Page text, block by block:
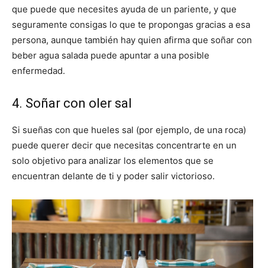
que puede que necesites ayuda de un pariente, y que
seguramente consigas lo que te propongas gracias a esa
persona, aunque también hay quien afirma que soñar con
beber agua salada puede apuntar a una posible
enfermedad.
4. Soñar con oler sal
Si sueñas con que hueles sal (por ejemplo, de una roca)
puede querer decir que necesitas concentrarte en un
solo objetivo para analizar los elementos que se
encuentran delante de ti y poder salir victorioso.